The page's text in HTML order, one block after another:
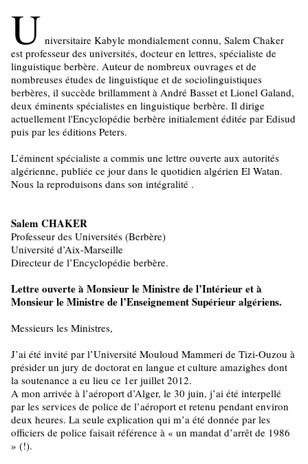
U niversitaire Kabyle mondialement connu, Salem Chaker
est professeur des universités, docteur en lettres, spécialiste de
linguistique berbère. Auteur de nombreux ouvrages et de
nombreuses études de linguistique et de sociolinguistiques
berbères, il succède brillamment à André Basset et Lionel Galand,
deux éminents spécialistes en linguistique berbère. Il dirige
actuellement l'Encyclopédie berbère initialement éditée par Edisud
puis par les éditions Peters.
L’éminent spécialiste a commis une lettre ouverte aux autorités
algérienne, publiée ce jour dans le quotidien algérien El Watan.
Nous la reproduisons dans son intégralité .
Salem CHAKER
Professeur des Universités (Berbère)
Université d’Aix-Marseille
Directeur de l’Encyclopédie berbère.
Lettre ouverte à Monsieur le Ministre de l’Intérieur et à
Monsieur le Ministre de l’Enseignement Supérieur algériens.
Messieurs les Ministres,
J’ai été invité par l’Université Mouloud Mammeri de Tizi-Ouzou à
présider un jury de doctorat en langue et culture amazighes dont
la soutenance a eu lieu ce 1er juillet 2012.
A mon arrivée à l’aéroport d’Alger, le 30 juin, j’ai été interpellé
par les services de police de l’aéroport et retenu pendant environ
deux heures. La seule explication qui m’a été donnée par les
officiers de police faisait référence à « un mandat d’arrêt de 1986
» (!).